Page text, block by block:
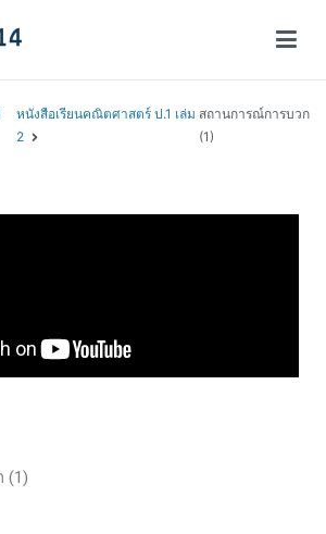
หนังสือเรียนคณิตศาสตร์ ป.1 เล่ม
2
สถานการณ์การบวก
(1)
(1)